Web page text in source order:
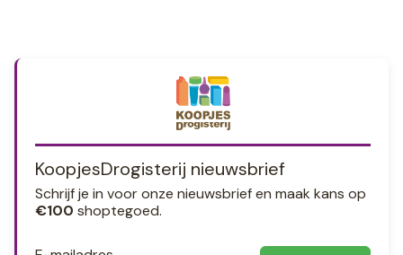
KoopjesDrogisterij nieuwsbrief
Schrijf je in voor onze nieuwsbrief en maak kans op
€100 shoptegoed.